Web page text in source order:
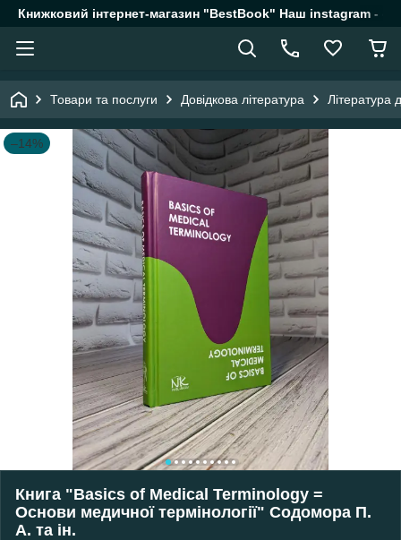
Книжковий інтернет-магазин "BestBook" Наш instagram -
Товари та послуги Довідкова література Література
–14%
Книга "Basics of Medical Terminology =
Основи медичної термінології" Содомора П.
А. та ін.